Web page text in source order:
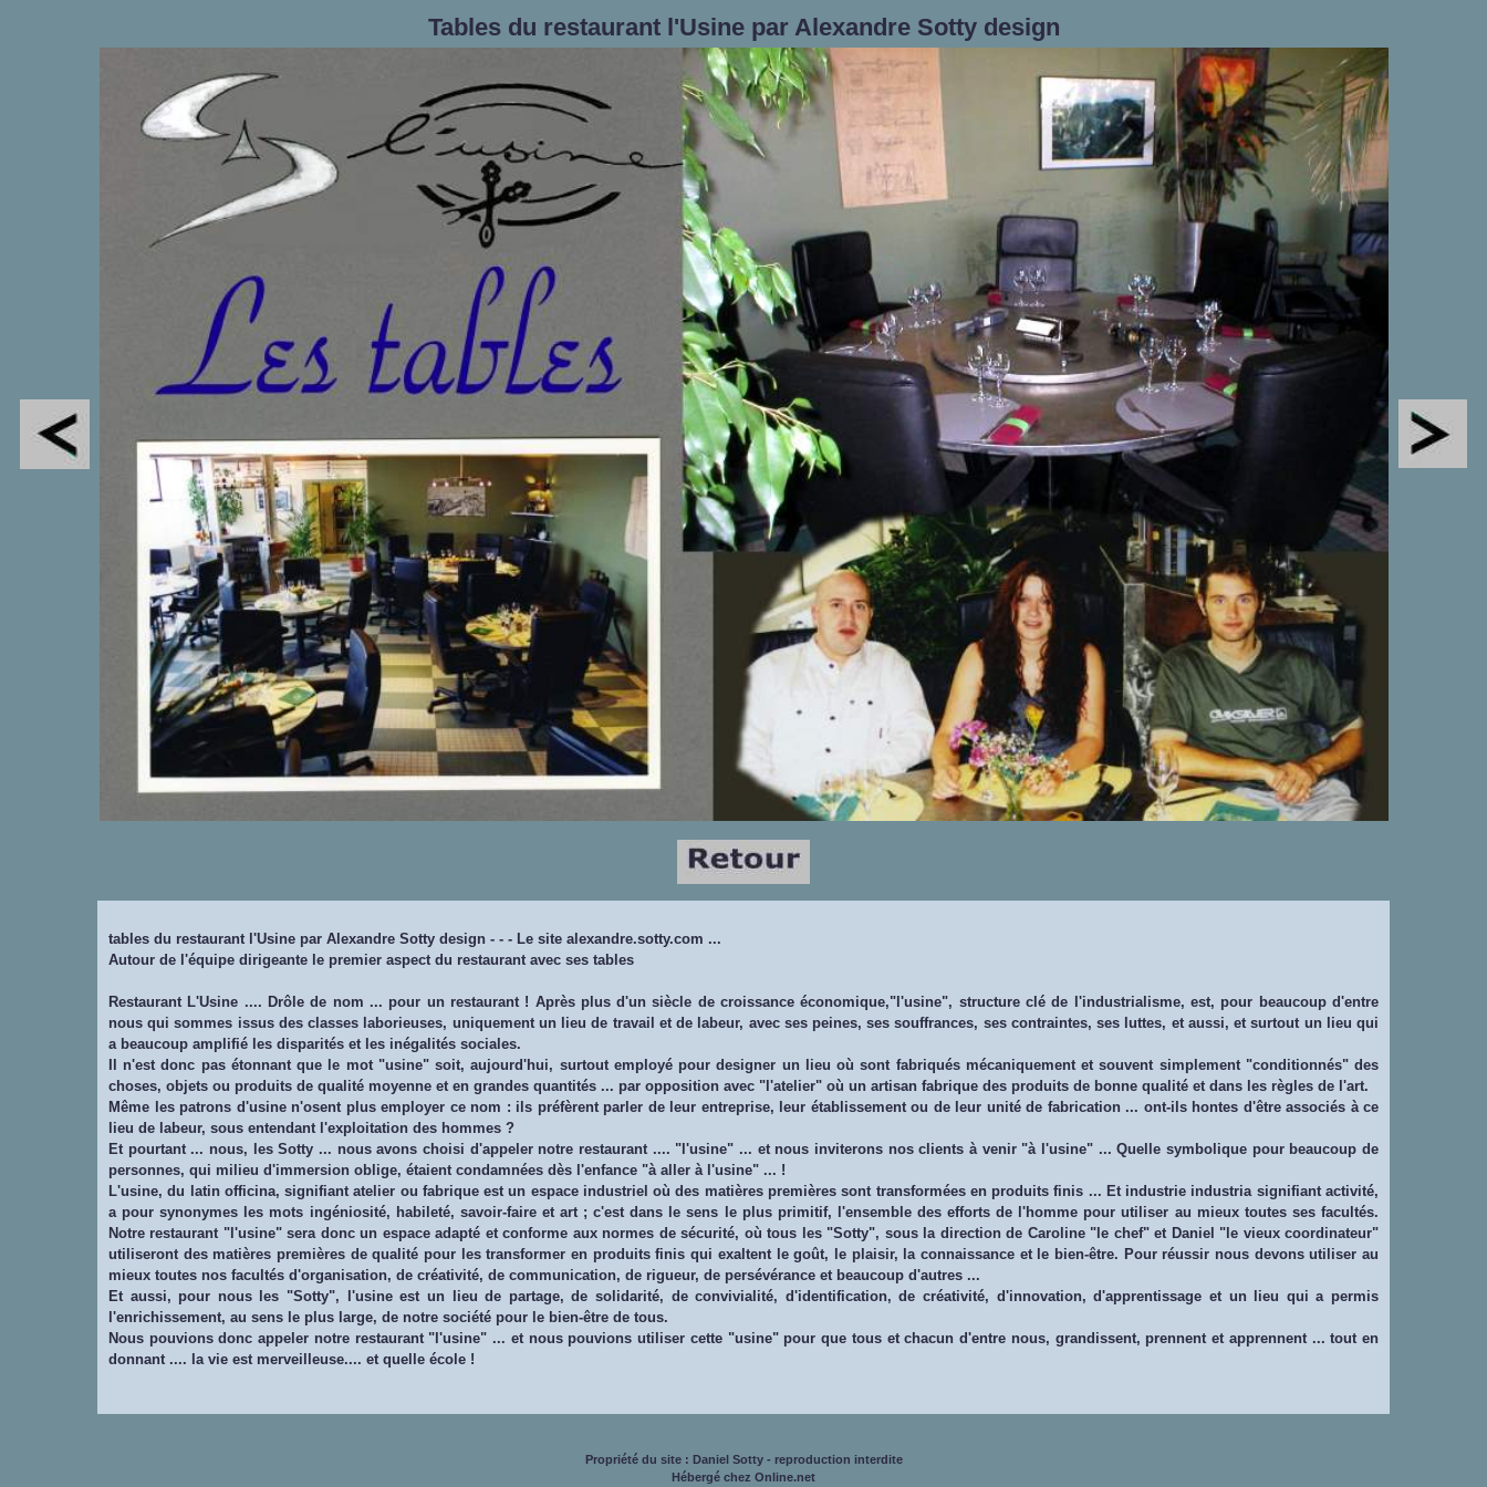
Tables du restaurant l'Usine par Alexandre Sotty design
tables du restaurant l'Usine par Alexandre Sotty design - - - Le site alexandre.sotty.com ...
Autour de l'équipe dirigeante le premier aspect du restaurant avec ses tables
Restaurant L'Usine .... Drôle de nom ... pour un restaurant ! Après plus d'un siècle de croissance économique,"l'usine", structure clé de l'industrialisme, est, pour beaucoup d'entre
nous qui sommes issus des classes laborieuses, uniquement un lieu de travail et de labeur, avec ses peines, ses souffrances, ses contraintes, ses luttes, et aussi, et surtout un lieu qui
a beaucoup amplifié les disparités et les inégalités sociales.
Il n'est donc pas étonnant que le mot "usine" soit, aujourd'hui, surtout employé pour designer un lieu où sont fabriqués mécaniquement et souvent simplement "conditionnés" des
choses, objets ou produits de qualité moyenne et en grandes quantités ... par opposition avec "l'atelier" où un artisan fabrique des produits de bonne qualité et dans les règles de l'art.
Même les patrons d'usine n'osent plus employer ce nom : ils préfèrent parler de leur entreprise, leur établissement ou de leur unité de fabrication ... ont-ils hontes d'être associés à ce
lieu de labeur, sous entendant l'exploitation des hommes ?
Et pourtant ... nous, les Sotty ... nous avons choisi d'appeler notre restaurant .... "l'usine" ... et nous inviterons nos clients à venir "à l'usine" ... Quelle symbolique pour beaucoup de
personnes, qui milieu d'immersion oblige, étaient condamnées dès l'enfance "à aller à l'usine" ... !
L'usine, du latin officina, signifiant atelier ou fabrique est un espace industriel où des matières premières sont transformées en produits finis ... Et industrie industria signifiant activité,
a pour synonymes les mots ingéniosité, habileté, savoir-faire et art ; c'est dans le sens le plus primitif, l'ensemble des efforts de l'homme pour utiliser au mieux toutes ses facultés.
Notre restaurant "l'usine" sera donc un espace adapté et conforme aux normes de sécurité, où tous les "Sotty", sous la direction de Caroline "le chef" et Daniel "le vieux coordinateur"
utiliseront des matières premières de qualité pour les transformer en produits finis qui exaltent le goût, le plaisir, la connaissance et le bien-être. Pour réussir nous devons utiliser au
mieux toutes nos facultés d'organisation, de créativité, de communication, de rigueur, de persévérance et beaucoup d'autres ...
Et aussi, pour nous les "Sotty", l'usine est un lieu de partage, de solidarité, de convivialité, d'identification, de créativité, d'innovation, d'apprentissage et un lieu qui a permis
l'enrichissement, au sens le plus large, de notre société pour le bien-être de tous.
Nous pouvions donc appeler notre restaurant "l'usine" ... et nous pouvions utiliser cette "usine" pour que tous et chacun d'entre nous, grandissent, prennent et apprennent ... tout en
donnant .... la vie est merveilleuse.... et quelle école !
Propriété du site : Daniel Sotty - reproduction interdite
Hébergé chez Online.net